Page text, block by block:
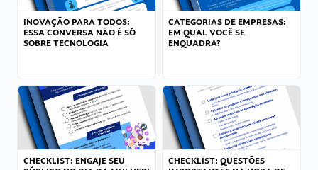
INOVAÇÃO PARA TODOS:
ESSA CONVERSA NÃO É SÓ
SOBRE TECNOLOGIA
CATEGORIAS DE EMPRESAS:
EM QUAL VOCÊ SE
ENQUADRA?
CHECKLIST: ENGAJE SEU
CHECKLIST: QUESTÕES